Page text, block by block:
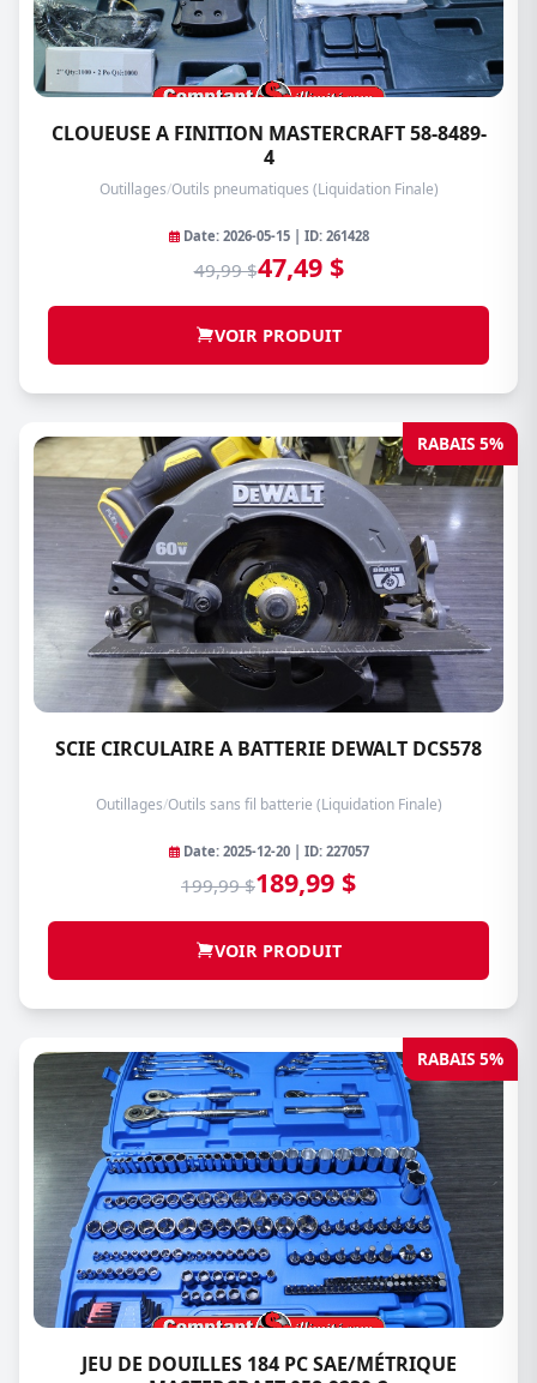
CLOUEUSE A FINITION MASTERCRAFT 58-8489-
4
Outillages/Outils pneumatiques (Liquidation Finale)
Date: 2026-05-15 | ID: 261428
49,99 $47,49 $
VOIR PRODUIT
RABAIS 5%
SCIE CIRCULAIRE A BATTERIE DEWALT DCS578
Outillages/Outils sans fil batterie (Liquidation Finale)
Date: 2025-12-20 | ID: 227057
199,99 $189,99 $
VOIR PRODUIT
RABAIS 5%
JEU DE DOUILLES 184 PC SAE/MÉTRIQUE